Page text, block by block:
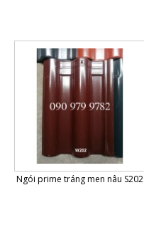
Ngói prime tráng men nâu S202